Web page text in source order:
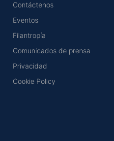
Contáctenos
Eventos
Filantropía
Comunicados de prensa
Privacidad
Cookie Policy